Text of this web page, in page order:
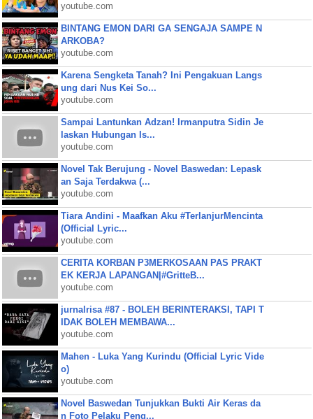
youtube.com
BINTANG EMON DARI GA SENGAJA SAMPE N
ARKOBA?
youtube.com
Karena Sengketa Tanah? Ini Pengakuan Langs
ung dari Nus Kei So...
youtube.com
Sampai Lantunkan Adzan! Irmanputra Sidin Je
laskan Hubungan Is...
youtube.com
Novel Tak Berujung - Novel Baswedan: Lepask
an Saja Terdakwa (...
youtube.com
Tiara Andini - Maafkan Aku #TerlanjurMencinta
(Official Lyric...
youtube.com
CERITA KORBAN P3MERKOSAAN PAS PRAKT
EK KERJA LAPANGAN|#GritteB...
youtube.com
jurnalrisa #87 - BOLEH BERINTERAKSI, TAPI T
IDAK BOLEH MEMBAWA...
youtube.com
Mahen - Luka Yang Kurindu (Official Lyric Vide
o)
youtube.com
Novel Baswedan Tunjukkan Bukti Air Keras da
n Foto Pelaku Peng...